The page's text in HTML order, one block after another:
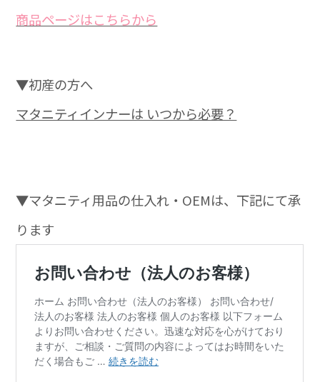
商品ページはこちらから
▼初産の方へ
マタニティインナーは いつから必要？
▼マタニティ用品の仕入れ・OEMは、下記にて承
ります